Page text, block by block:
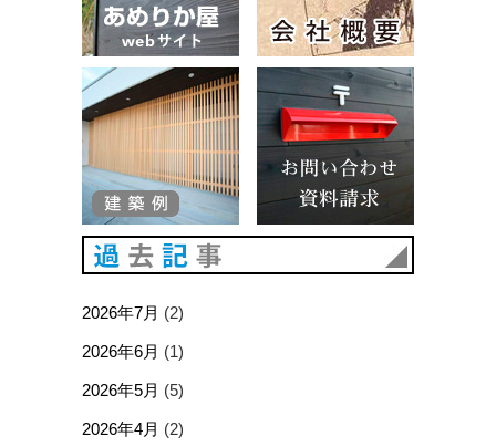
2026年7月 (2)
2026年6月 (1)
2026年5月 (5)
2026年4月 (2)